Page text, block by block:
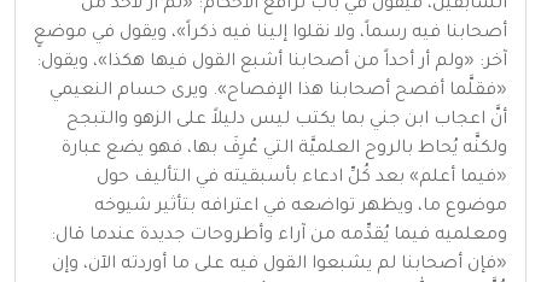
السابقين، فيقول في باب ترافع الأحكام: «لم أر لأحد من
أصحابنا فيه رسماً، ولا نقلوا إلينا فيه ذكراً»، ويقول في موضعٍ
آخر: «ولم أر أحداً من أصحابنا أشبع القول فيها هكذا»، ويقول:
«فقلَّما أفصح أصحابنا هذا الإفصاح». ويرى حسام النعيمي
أنَّ اعجاب ابن جني بما يكتب ليس دليلاً على الزهو والتبجح
ولكنَّه يُحاط بالروح العلميَّة التي عُرِفَ بها، فهو يضع عبارة
«فيما أعلم» بعد كُلِّ ادعاء بأسبقيته في التأليف حول
موضوع ما، ويظهر تواضعه في اعترافه بتأثير شيوخه
ومعلميه فيما يُقدِّمه من آراء وأطروحات جديدة عندما قال:
«فإن أصحابنا لم يشبعوا القول فيه على ما أوردته الآن، وإن